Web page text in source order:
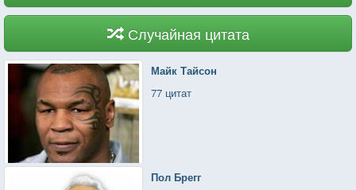
Случайная цитата
Майк Тайсон
77 цитат
Пол Брегг